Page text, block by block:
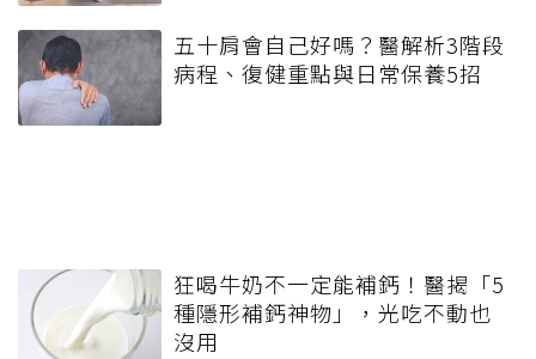
五十肩會自己好嗎？醫解析3階段
病程、復健重點與日常保養5招
狂喝牛奶不一定能補鈣！醫揭「5
種隱形補鈣神物」，光吃不動也
沒用